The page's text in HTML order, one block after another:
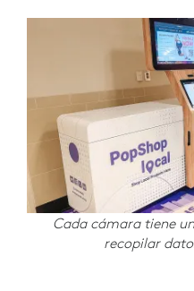
Cada cámara tiene
recopilar